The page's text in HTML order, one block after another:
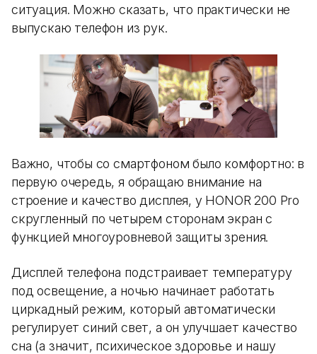
ситуация. Можно сказать, что практически не
выпускаю телефон из рук.
Важно, чтобы со смартфоном было комфортно: в
первую очередь, я обращаю внимание на
строение и качество дисплея, у HONOR 200 Pro
скругленный по четырем сторонам экран с
функцией многоуровневой защиты зрения.
Дисплей телефона подстраивает температуру
под освещение, а ночью начинает работать
циркадный режим, который автоматически
регулирует синий свет, а он улучшает качество
сна (а значит, психическое здоровье и нашу